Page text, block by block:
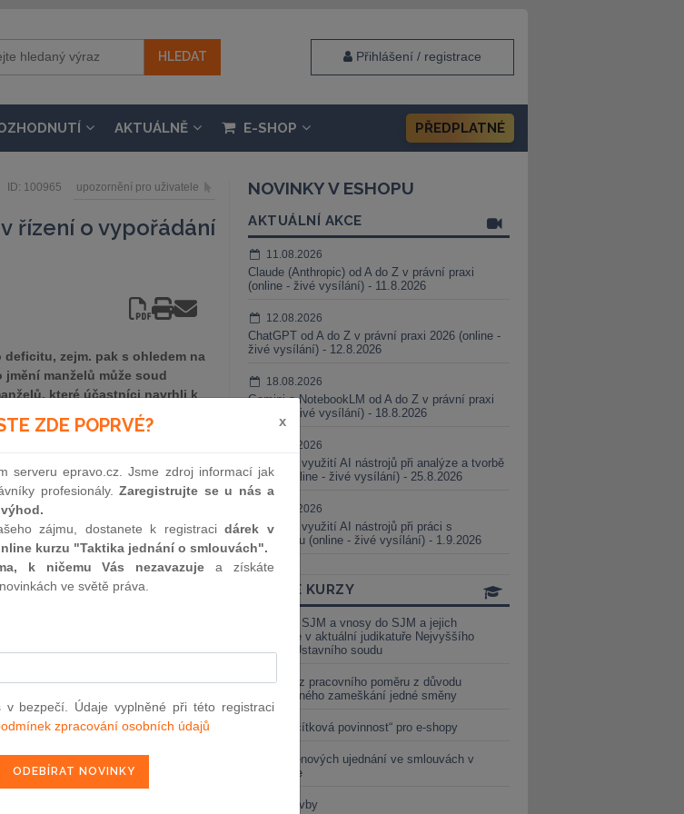
Přihlášení / registrace
AKTUÁLNĚ E-SHOP PŘEDPLATNÉ
ID: 100965 upozornění pro uživatele
řízení o vypořádání
zejm. pak s ohledem na
manželů může soud
které účastníci navrhli k
Nedojde-li do tří let od zúžení,
postupuje se v souladu s
příznivé právní důsledky,
případě, kdy reálně nemůže mít k
rozhodnutí v řízení před soudem,
unést břemeno důkazní? Ačkoliv
sobě samotné, může být tento
důkazním břemenem, a to s
této vysvětlovací povinnosti strana
má dostatečné informace, byť by
příznivé právní důsledky. Jestliže
body“ skutkového stavu a zvýší tak
povinnost protistrany. Nesplnění
strany, která vysvětlovací
sp. zn. 22 Cdo 2851/2013
společného jmění manželů
jmění manželů, což dovozovala
NOVINKY V ESHOPU
AKTUÁLNÍ AKCE
11.08.2026
Claude (Anthropic) od A do Z v právní praxi
(online - živé vysílání) - 11.8.2026
12.08.2026
ChatGPT od A do Z v právní praxi 2026 (online -
živé vysílání) - 12.8.2026
18.08.2026
Gemini a NotebookLM od A do Z v právní praxi
(online - živé vysílání) - 18.8.2026
25.08.2026
Praktické využití AI nástrojů při analýze a tvorbě
smluv (online - živé vysílání) - 25.8.2026
01.09.2026
Praktické využití AI nástrojů při práci s
judikaturou (online - živé vysílání) - 1.9.2026
ONLINE KURZY
Vnosy ze SJM a vnosy do SJM a jejich
valorizace v aktuální judikatuře Nejvyššího
soudu a Ústavního soudu
Výpověď z pracovního poměru z důvodu
neomluveného zameškání jedné směny
Nová „tlačítková povinnost“ pro e-shopy
Změna cenových ujednání ve smlouvách v
energetice
Černé stavby
ZDE POPRVÉ? x
serveru epravo.cz. Jsme zdroj informací jak
profesionály.Zaregistrujte se u nás a
zájmu, dostanete k registracidárek v
kurzu "Taktika jednání o smlouvách".
k ničemu Vás nezavazuje a získáte
ve světě práva.
bezpečí. Údaje vyplněné při této registraci
zpracování osobních údajů